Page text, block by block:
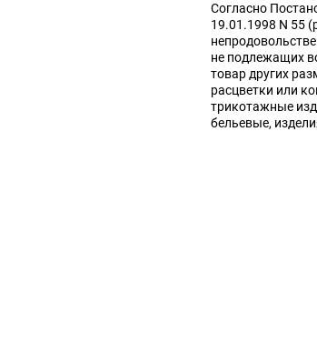
Согласно
19.01.1998 N 55
не подлежащих
товар других
расцветки или
трикотажные
бельевые,